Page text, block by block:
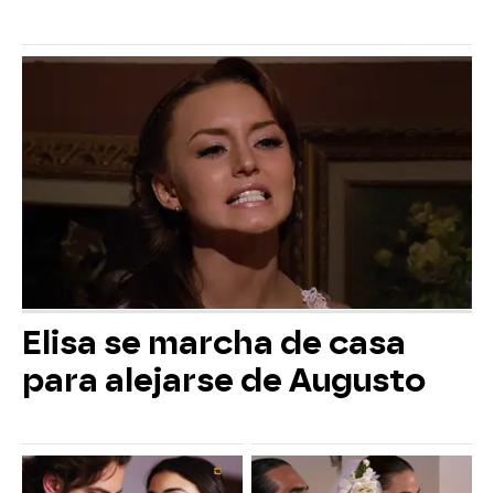
Elisa se marcha de casa
para alejarse de Augusto